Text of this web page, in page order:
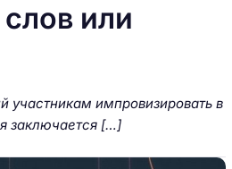
или
участникам импровизировать в
заключается […]